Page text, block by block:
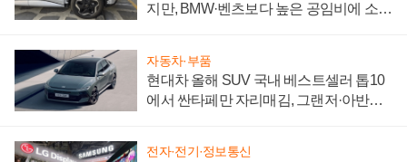
지만, BMW·벤츠보다 높은 공임비에 소비
자동차·부품
현대차 올해 SUV 국내 베스트셀러 톱10
에서 싼타페만 자리매김, 그랜저·아반떼
전자·전기·정보통신